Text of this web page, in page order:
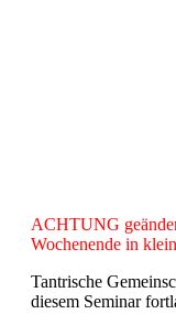
ACHTUNG
Wochenende in
Tantrische
diesem Seminar